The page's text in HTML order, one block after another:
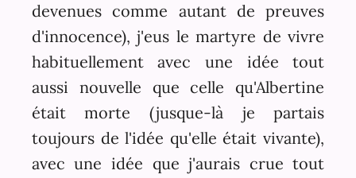
devenues comme autant de preuves
d'innocence), j'eus le martyre de vivre
habituellement avec une idée tout
aussi nouvelle que celle qu'Albertine
était morte (jusque-là je partais
toujours de l'idée qu'elle était vivante),
avec une idée que j'aurais crue tout